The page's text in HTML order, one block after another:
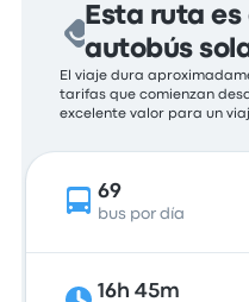
Esta ruta
autobús
El viaje dura
tarifas que comienzan
excelente valor para un
69
bus por día
16h 45m